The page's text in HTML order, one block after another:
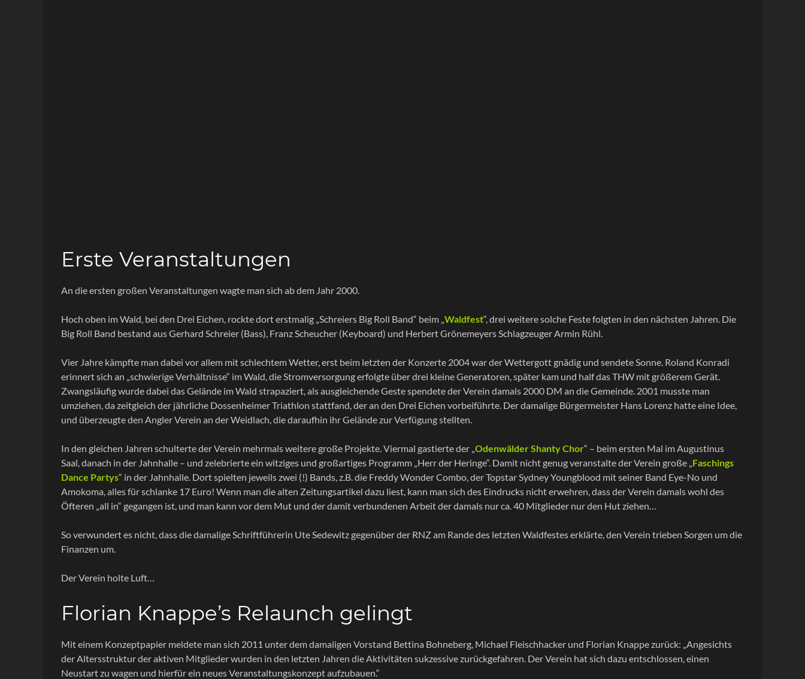
Erste Veranstaltungen
An die ersten großen Veranstaltungen wagte man sich ab dem Jahr 2000.
Hoch oben im Wald, bei den Drei Eichen, rockte dort erstmalig „Schreiers Big Roll Band“ beim „Waldfest“, drei weitere solche Feste folgten in den nächsten Jahren. Die
Big Roll Band bestand aus Gerhard Schreier (Bass), Franz Scheucher (Keyboard) und Herbert Grönemeyers Schlagzeuger Armin Rühl.
Vier Jahre kämpfte man dabei vor allem mit schlechtem Wetter, erst beim letzten der Konzerte 2004 war der Wettergott gnädig und sendete Sonne. Roland Konradi
erinnert sich an „schwierige Verhältnisse“ im Wald, die Stromversorgung erfolgte über drei kleine Generatoren, später kam und half das THW mit größerem Gerät.
Zwangsläufig wurde dabei das Gelände im Wald strapaziert, als ausgleichende Geste spendete der Verein damals 2000 DM an die Gemeinde. 2001 musste man
umziehen, da zeitgleich der jährliche Dossenheimer Triathlon stattfand, der an den Drei Eichen vorbeiführte. Der damalige Bürgermeister Hans Lorenz hatte eine Idee,
und überzeugte den Angler Verein an der Weidlach, die daraufhin ihr Gelände zur Verfügung stellten.
In den gleichen Jahren schulterte der Verein mehrmals weitere große Projekte. Viermal gastierte der „Odenwälder Shanty Chor“ – beim ersten Mal im Augustinus
Saal, danach in der Jahnhalle – und zelebrierte ein witziges und großartiges Programm „Herr der Heringe“. Damit nicht genug veranstalte der Verein große „Faschings
Dance Partys“ in der Jahnhalle. Dort spielten jeweils zwei (!) Bands, z.B. die Freddy Wonder Combo, der Topstar Sydney Youngblood mit seiner Band Eye-No und
Amokoma, alles für schlanke 17 Euro! Wenn man die alten Zeitungsartikel dazu liest, kann man sich des Eindrucks nicht erwehren, dass der Verein damals wohl des
Öfteren „all in“ gegangen ist, und man kann vor dem Mut und der damit verbundenen Arbeit der damals nur ca. 40 Mitglieder nur den Hut ziehen…
So verwundert es nicht, dass die damalige Schriftführerin Ute Sedewitz gegenüber der RNZ am Rande des letzten Waldfestes erklärte, den Verein trieben Sorgen um die
Finanzen um.
Der Verein holte Luft…
Florian Knappe’s Relaunch gelingt
Mit einem Konzeptpapier meldete man sich 2011 unter dem damaligen Vorstand Bettina Bohneberg, Michael Fleischhacker und Florian Knappe zurück: „Angesichts
der Altersstruktur der aktiven Mitglieder wurden in den letzten Jahren die Aktivitäten sukzessive zurückgefahren. Der Verein hat sich dazu entschlossen, einen
Neustart zu wagen und hierfür ein neues Veranstaltungskonzept aufzubauen.“